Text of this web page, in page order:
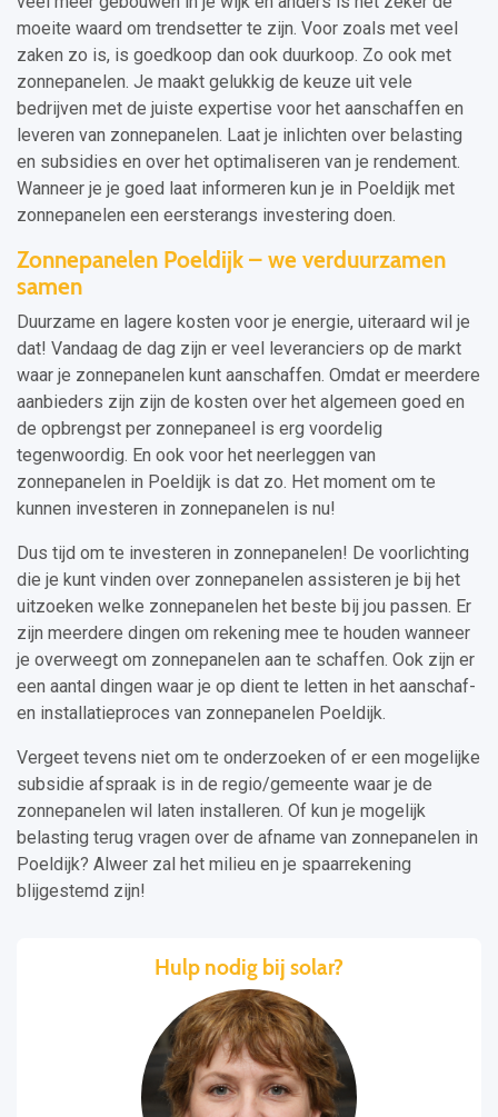
moeite waard om trendsetter te zijn. Voor zoals met veel
zaken zo is, is goedkoop dan ook duurkoop. Zo ook met
zonnepanelen. Je maakt gelukkig de keuze uit vele
bedrijven met de juiste expertise voor het aanschaffen en
leveren van zonnepanelen. Laat je inlichten over belasting
en subsidies en over het optimaliseren van je rendement.
Wanneer je je goed laat informeren kun je in Poeldijk met
zonnepanelen een eersterangs investering doen.
Zonnepanelen Poeldijk – we verduurzamen
samen
Duurzame en lagere kosten voor je energie, uiteraard wil je
dat! Vandaag de dag zijn er veel leveranciers op de markt
waar je zonnepanelen kunt aanschaffen. Omdat er meerdere
aanbieders zijn zijn de kosten over het algemeen goed en
de opbrengst per zonnepaneel is erg voordelig
tegenwoordig. En ook voor het neerleggen van
zonnepanelen in Poeldijk is dat zo. Het moment om te
kunnen investeren in zonnepanelen is nu!
Dus tijd om te investeren in zonnepanelen! De voorlichting
die je kunt vinden over zonnepanelen assisteren je bij het
uitzoeken welke zonnepanelen het beste bij jou passen. Er
zijn meerdere dingen om rekening mee te houden wanneer
je overweegt om zonnepanelen aan te schaffen. Ook zijn er
een aantal dingen waar je op dient te letten in het aanschaf-
en installatieproces van zonnepanelen Poeldijk.
Vergeet tevens niet om te onderzoeken of er een mogelijke
subsidie afspraak is in de regio/gemeente waar je de
zonnepanelen wil laten installeren. Of kun je mogelijk
belasting terug vragen over de afname van zonnepanelen in
Poeldijk? Alweer zal het milieu en je spaarrekening
blijgestemd zijn!
Hulp nodig bij solar?